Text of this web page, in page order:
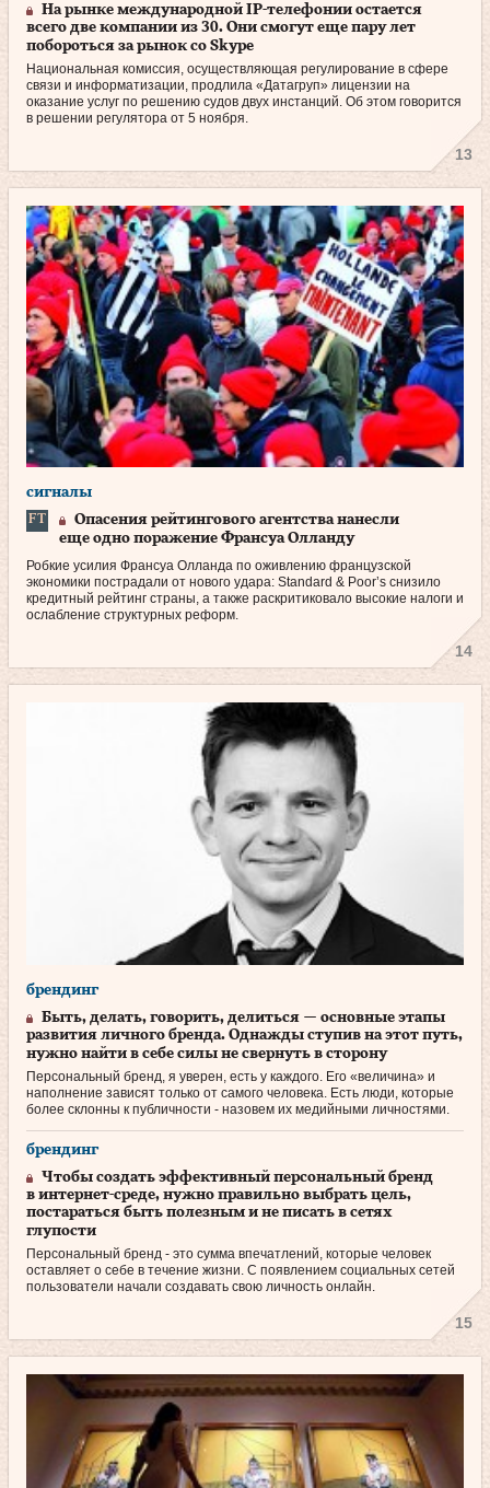
На рынке международной IP-телефонии остается
всего две компании из 30. Они смогут еще пару лет
побороться за рынок со Skype
Национальная комиссия, осуществляющая регулирование в сфере
связи и информатизации, продлила «Датагруп» лицензии на
оказание услуг по решению судов двух инстанций. Об этом говорится
в решении регулятора от 5 ноября.
13
сигналы
Опасения рейтингового агентства нанесли
еще одно поражение Франсуа Олланду
Робкие усилия Франсуа Олланда по оживлению французской
экономики пострадали от нового удара: Standard & Poor’s снизило
кредитный рейтинг страны, а также раскритиковало высокие налоги и
ослабление структурных реформ.
14
брендинг
Быть, делать, говорить, делиться — основные этапы
развития личного бренда. Однажды ступив на этот путь,
нужно найти в себе силы не свернуть в сторону
Персональный бренд, я уверен, есть у каждого. Его «величина» и
наполнение зависят только от самого человека. Есть люди, которые
более склонны к публичности - назовем их медийными личностями.
брендинг
Чтобы создать эффективный персональный бренд
в интернет-среде, нужно правильно выбрать цель,
постараться быть полезным и не писать в сетях
глупости
Персональный бренд - это сумма впечатлений, которые человек
оставляет о себе в течение жизни. С появлением социальных сетей
пользователи начали создавать свою личность онлайн.
15